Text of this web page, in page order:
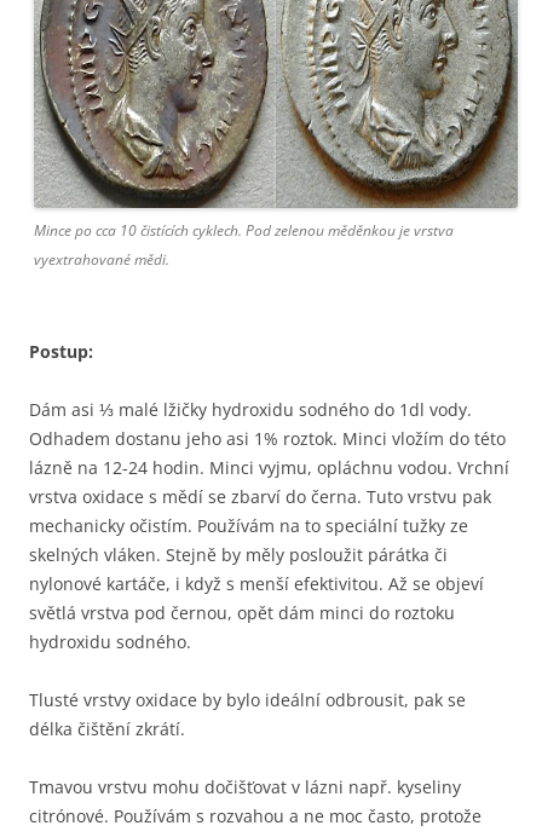
Mince po cca 10 čistících cyklech. Pod zelenou měděnkou je vrstva
vyextrahované mědi.
Postup:
Dám asi ⅓ malé lžičky hydroxidu sodného do 1dl vody.
Odhadem dostanu jeho asi 1% roztok. Minci vložím do této
lázně na 12-24 hodin. Minci vyjmu, opláchnu vodou. Vrchní
vrstva oxidace s mědí se zbarví do černa. Tuto vrstvu pak
mechanicky očistím. Používám na to speciální tužky ze
skelných vláken. Stejně by měly posloužit párátka či
nylonové kartáče, i když s menší efektivitou. Až se objeví
světlá vrstva pod černou, opět dám minci do roztoku
hydroxidu sodného.
Tlusté vrstvy oxidace by bylo ideální odbrousit, pak se
délka čištění zkrátí.
Tmavou vrstvu mohu dočišťovat v lázni např. kyseliny
citrónové. Používám s rozvahou a ne moc často, protože